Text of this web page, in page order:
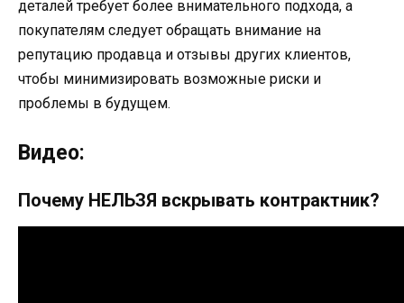
деталей требует более внимательного подхода, а
покупателям следует обращать внимание на
репутацию продавца и отзывы других клиентов,
чтобы минимизировать возможные риски и
проблемы в будущем.
Видео:
Почему НЕЛЬЗЯ вскрывать контрактник?